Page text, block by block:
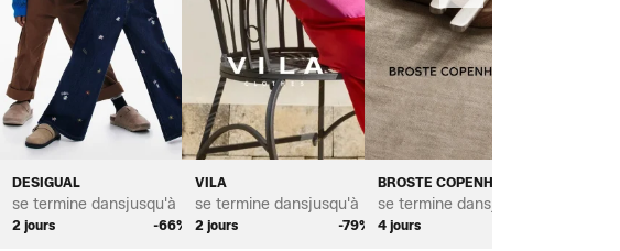
DESIGUAL
se termine dans
2 jours
jusqu'à *
-66%
VILA
se termine dans
2 jours
jusqu'à *
-79%
BROSTE COPENHAGEN
se termine dans
4 jours
jusqu'à *